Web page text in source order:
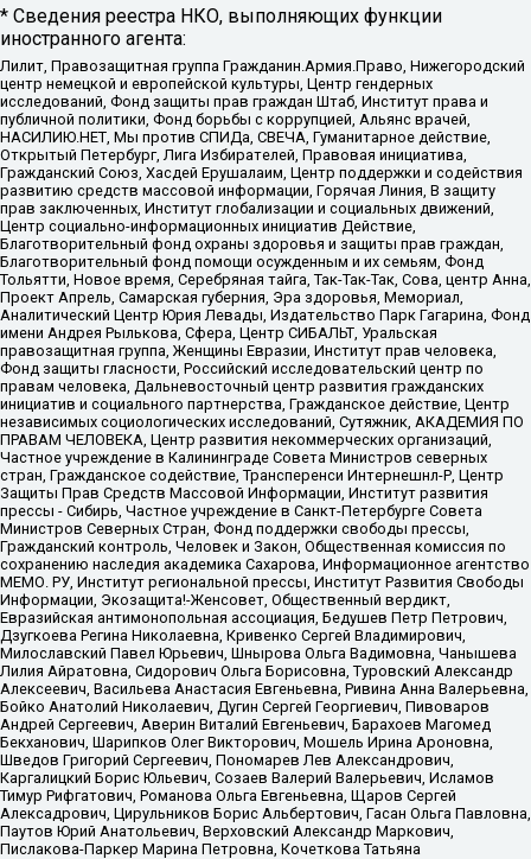
* Сведения реестра НКО, выполняющих функции
иностранного агента:
Лилит, Правозащитная группа Гражданин.Армия.Право, Нижегородский
центр немецкой и европейской культуры, Центр гендерных
исследований, Фонд защиты прав граждан Штаб, Институт права и
публичной политики, Фонд борьбы с коррупцией, Альянс врачей,
НАСИЛИЮ.НЕТ, Мы против СПИДа, СВЕЧА, Гуманитарное действие,
Открытый Петербург, Лига Избирателей, Правовая инициатива,
Гражданский Союз, Хасдей Ерушалаим, Центр поддержки и содействия
развитию средств массовой информации, Горячая Линия, В защиту
прав заключенных, Институт глобализации и социальных движений,
Центр социально-информационных инициатив Действие,
Благотворительный фонд охраны здоровья и защиты прав граждан,
Благотворительный фонд помощи осужденным и их семьям, Фонд
Тольятти, Новое время, Серебряная тайга, Так-Так-Так, Сова, центр Анна,
Проект Апрель, Самарская губерния, Эра здоровья, Мемориал,
Аналитический Центр Юрия Левады, Издательство Парк Гагарина, Фонд
имени Андрея Рылькова, Сфера, Центр СИБАЛЬТ, Уральская
правозащитная группа, Женщины Евразии, Институт прав человека,
Фонд защиты гласности, Российский исследовательский центр по
правам человека, Дальневосточный центр развития гражданских
инициатив и социального партнерства, Гражданское действие, Центр
независимых социологических исследований, Сутяжник, АКАДЕМИЯ ПО
ПРАВАМ ЧЕЛОВЕКА, Центр развития некоммерческих организаций,
Частное учреждение в Калининграде Совета Министров северных
стран, Гражданское содействие, Трансперенси Интернешнл-Р, Центр
Защиты Прав Средств Массовой Информации, Институт развития
прессы - Сибирь, Частное учреждение в Санкт-Петербурге Совета
Министров Северных Стран, Фонд поддержки свободы прессы,
Гражданский контроль, Человек и Закон, Общественная комиссия по
сохранению наследия академика Сахарова, Информационное агентство
МЕМО. РУ, Институт региональной прессы, Институт Развития Свободы
Информации, Экозащита!-Женсовет, Общественный вердикт,
Евразийская антимонопольная ассоциация, Бедушев Петр Петрович,
Дзугкоева Регина Николаевна, Кривенко Сергей Владимирович,
Милославский Павел Юрьевич, Шнырова Ольга Вадимовна, Чанышева
Лилия Айратовна, Сидорович Ольга Борисовна, Туровский Александр
Алексеевич, Васильева Анастасия Евгеньевна, Ривина Анна Валерьевна,
Бойко Анатолий Николаевич, Дугин Сергей Георгиевич, Пивоваров
Андрей Сергеевич, Аверин Виталий Евгеньевич, Барахоев Магомед
Бекханович, Шарипков Олег Викторович, Мошель Ирина Ароновна,
Шведов Григорий Сергеевич, Пономарев Лев Александрович,
Каргалицкий Борис Юльевич, Созаев Валерий Валерьевич, Исламов
Тимур Рифгатович, Романова Ольга Евгеньевна, Щаров Сергей
Алексадрович, Цирульников Борис Альбертович, Гасан Ольга Павловна,
Паутов Юрий Анатольевич, Верховский Александр Маркович,
Пислакова-Паркер Марина Петровна, Кочеткова Татьяна